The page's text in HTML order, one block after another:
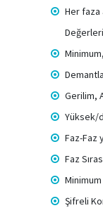
Her faza
Gerilim,
Yüksek/
Faz-Faz
Faz
Şifreli